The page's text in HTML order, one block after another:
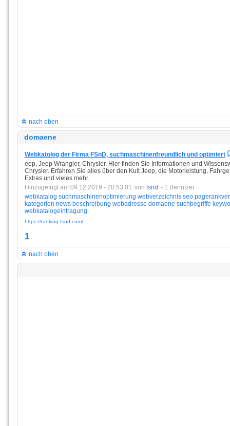
nach oben
domaene
Webkatolog der Firma FSnD, suchmaschinenfreundlich und optimiert
eep, Jeep Wrangler, Chrysler. Hier finden Sie Informationen und
Chrysler. Erfahren Sie alles über den Kult Jeep, die Motorleistung,
Extras und vieles mehr.
Hinzugefügt am 09.12.2019 - 20:53:01 von fsnd - 1 Benutzer
webkatalog suchmaschinenoptimierung webverzeichnis seo
kategorien news beschreibung webadresse domaene suchbegriffe
webkatalogeintragung
https://ranking-fsnd.com/
1
nach oben